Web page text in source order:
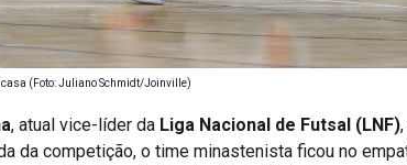
(Foto: Juliano Schmidt/Joinville)
, atual vice-líder da Liga Nacional de Futsal (LNF)
da competição, o time minastenista ficou no